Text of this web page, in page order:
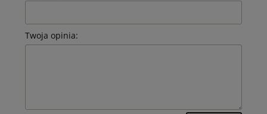
Twoja opinia: